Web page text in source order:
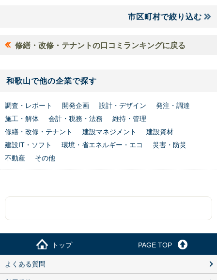
市区町村で絞り込む
修繕・改修・テナントの口コミランキングに戻る
和歌山で他の企業で探す
調査・レポート 開発企画 設計・デザイン
発注・調達
施工・解体
会計・税務・法務
維持・管理
修繕・改修・テナント
建設マネジメント
建設資材
建設IT・ソフト
環境・省エネルギー・エコ
災害・防災
不動産
その他
トップ PAGE TOP
よくある質問